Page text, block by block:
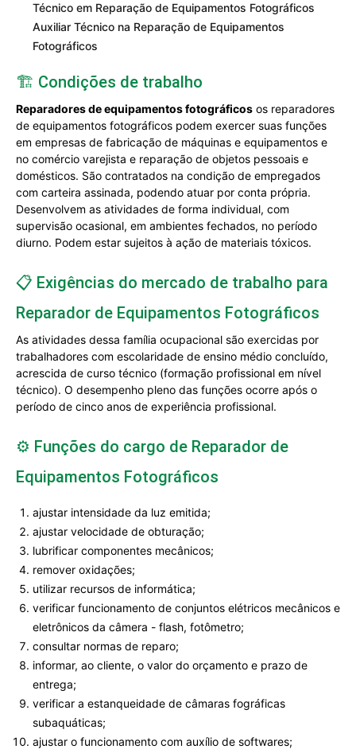
Técnico em Reparação de Equipamentos Fotográficos
Auxiliar Técnico na Reparação de Equipamentos
Fotográficos
🏗️ Condições de trabalho
Reparadores de equipamentos fotográficos os reparadores
de equipamentos fotográficos podem exercer suas funções
em empresas de fabricação de máquinas e equipamentos e
no comércio varejista e reparação de objetos pessoais e
domésticos. São contratados na condição de empregados
com carteira assinada, podendo atuar por conta própria.
Desenvolvem as atividades de forma individual, com
supervisão ocasional, em ambientes fechados, no período
diurno. Podem estar sujeitos à ação de materiais tóxicos.
📋 Exigências do mercado de trabalho para
Reparador de Equipamentos Fotográficos
As atividades dessa família ocupacional são exercidas por
trabalhadores com escolaridade de ensino médio concluído,
acrescida de curso técnico (formação profissional em nível
técnico). O desempenho pleno das funções ocorre após o
período de cinco anos de experiência profissional.
⚙️ Funções do cargo de Reparador de
Equipamentos Fotográficos
ajustar intensidade da luz emitida;
ajustar velocidade de obturação;
lubrificar componentes mecânicos;
remover oxidações;
utilizar recursos de informática;
verificar funcionamento de conjuntos elétricos mecânicos e
eletrônicos da câmera - flash, fotômetro;
consultar normas de reparo;
informar, ao cliente, o valor do orçamento e prazo de
entrega;
verificar a estanqueidade de câmaras fográficas
subaquáticas;
ajustar o funcionamento com auxílio de softwares;